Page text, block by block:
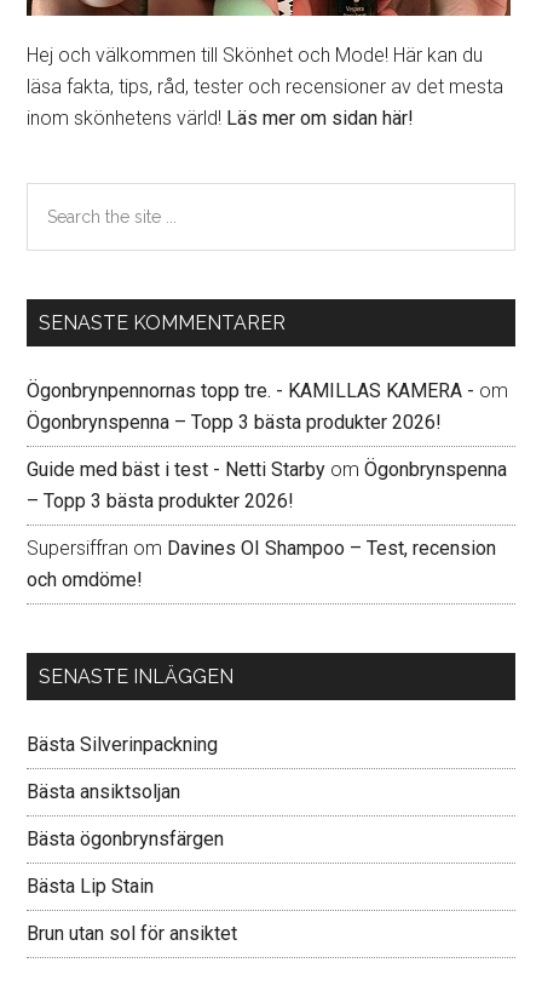
Hej och välkommen till Skönhet och Mode! Här kan du
läsa fakta, tips, råd, tester och recensioner av det mesta
inom skönhetens värld! Läs mer om sidan här!
the
SENASTE KOMMENTARER
Ögonbrynpennornas topp tre. - KAMILLAS KAMERA - om
Ögonbrynspenna – Topp 3 bästa produkter 2026!
Guide med bäst i test - Netti Starby omÖgonbrynspenna
– Topp 3 bästa produkter 2026!
Supersiffran om Davines OI Shampoo – Test, recension
och omdöme!
SENASTE INLÄGGEN
Bästa Silverinpackning
Bästa ansiktsoljan
Bästa ögonbrynsfärgen
Bästa Lip Stain
Brun utan sol för ansiktet